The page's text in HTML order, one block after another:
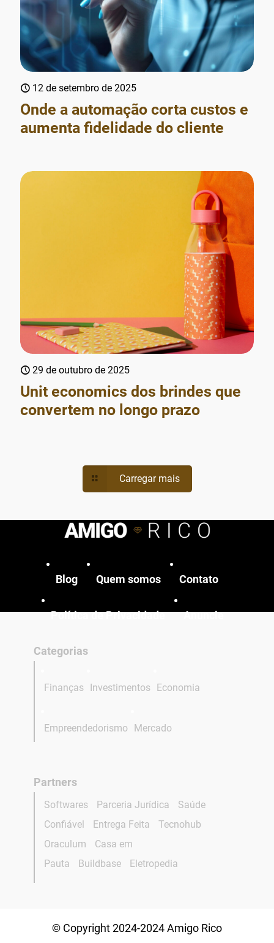
12 de setembro de 2025
Onde a automação corta custos e
aumenta fidelidade do cliente
29 de outubro de 2025
Unit economics dos brindes que
convertem no longo prazo
Carregar mais
Blog Quem somos Contato
Política de Privacidade Anuncie
Categorias
Finanças Investimentos Economia
Empreendedorismo Mercado
Partners
Softwares Parceria Jurídica
Saúde
Confiável
Entrega Feita
Tecnohub
Oraculum
Casa em
Pauta
Buildbase Eletropedia
© Copyright 2024-2024 Amigo Rico